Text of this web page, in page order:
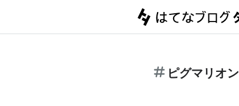
ピグマリオン